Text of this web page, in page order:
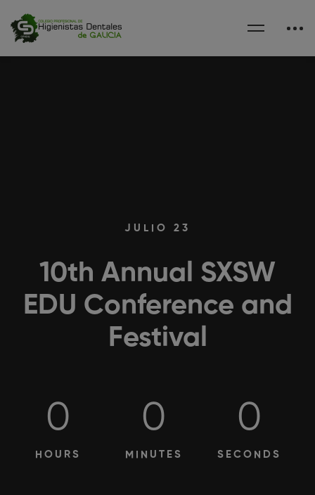
JULIO 23
10th Annual SXSW
EDU Conference and
Festival
0
HOURS
0
MINUTES
0
SECONDS